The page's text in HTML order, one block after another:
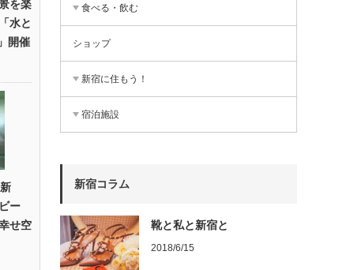
を楽
水と
開催
ー
せ空
食べる・飲む
ショップ
新宿に住もう！
宿泊施設
新宿コラム
靴と私と新宿と
2018/6/15